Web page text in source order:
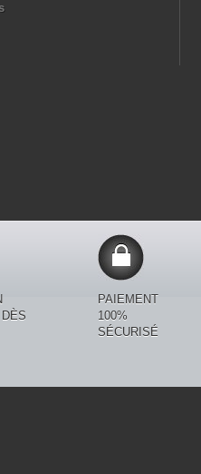
PAIEMENT
100%
SÉCURISÉ